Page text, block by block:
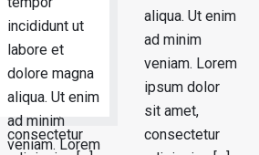
aliqua. Ut enim
ad minim
veniam. Lorem
ipsum dolor
sit amet,
consectetur
aliqua. Ut enim
ad minim
veniam. Lorem
ipsum dolor
sit amet,
consectetur
incididunt ut
labore et
dolore magna
aliqua. Ut enim
ad minim
veniam. Lorem